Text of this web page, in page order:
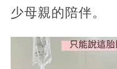
少母親的陪伴。